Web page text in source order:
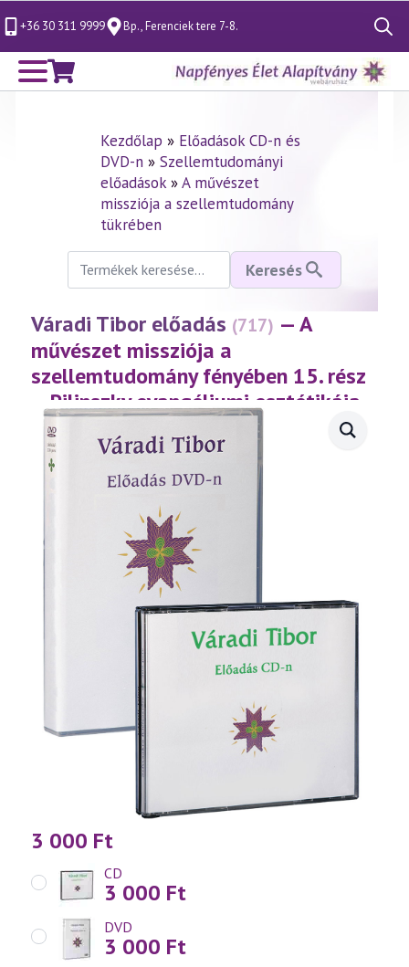
+36 30 311 9999 Bp., Ferenciek tere 7-8.
Search
for:
Kezdőlap » Előadások CD-n és
DVD-n» Szellemtudományi
előadások»A művészet
missziója a szellemtudomány
tükrében
Keresés
következőre:
Keresés
Váradi Tibor előadás (717) — A
művészet missziója a
szellemtudomány fényében 15. rész
– Pilinszky evangéliumi esztétikája
(2015.11.20.)
3 000 Ft
CD
3 000 Ft
DVD
3 000 Ft